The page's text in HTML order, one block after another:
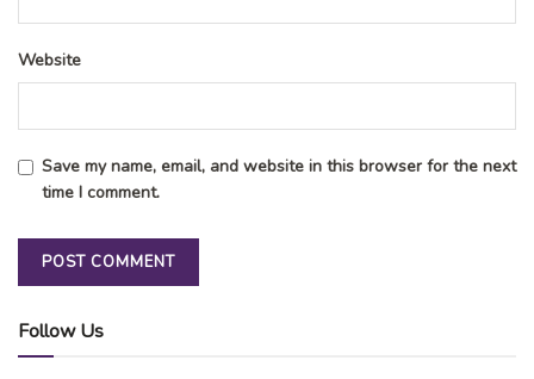
Website
Save my name, email, and website in this browser for the next
time I comment.
Follow Us